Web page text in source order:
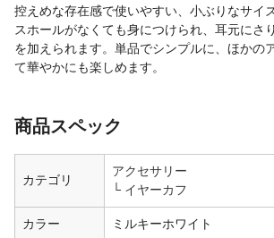
控えめな存在感で使いやすい、小ぶりなサイ
スホールがなくても身につけられ、耳元にさ
を加えられます。単品でシンプルに、ほかの
て華やかにも楽しめます。
商品スペック
カテゴリ
アクセサリー
イヤーカフ
カラー ミルキーホワイト